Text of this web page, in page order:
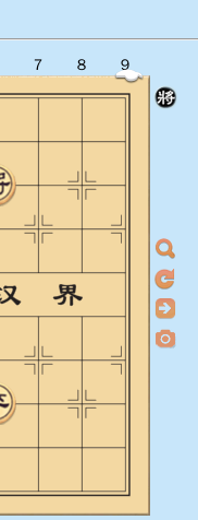
７ ８ ９